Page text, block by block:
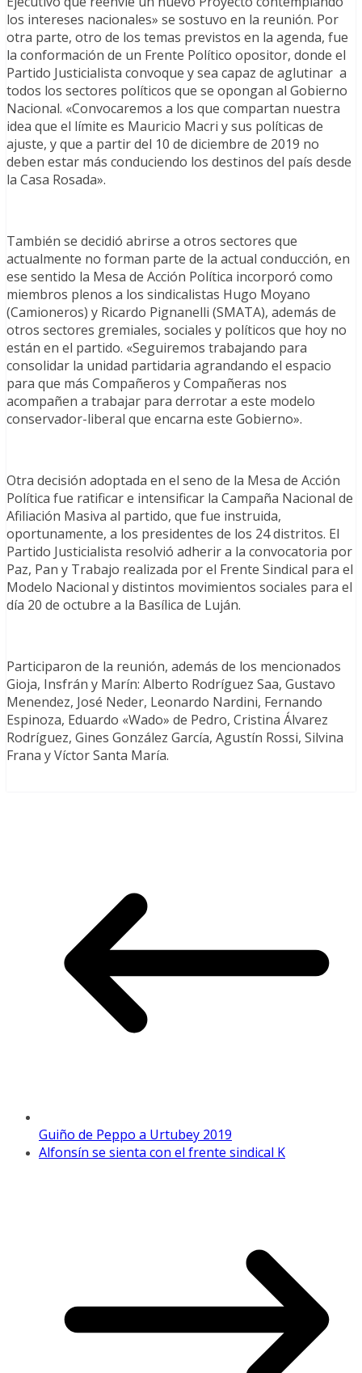
los intereses nacionales» se sostuvo en la reunión. Por
otra parte, otro de los temas previstos en la agenda, fue
la conformación de un Frente Político opositor, donde el
Partido Justicialista convoque y sea capaz de aglutinar a
todos los sectores políticos que se opongan al Gobierno
Nacional. «Convocaremos a los que compartan nuestra
idea que el límite es Mauricio Macri y sus políticas de
ajuste, y que a partir del 10 de diciembre de 2019 no
deben estar más conduciendo los destinos del país desde
la Casa Rosada».
También se decidió abrirse a otros sectores que
actualmente no forman parte de la actual conducción, en
ese sentido la Mesa de Acción Política incorporó como
miembros plenos a los sindicalistas Hugo Moyano
(Camioneros) y Ricardo Pignanelli (SMATA), además de
otros sectores gremiales, sociales y políticos que hoy no
están en el partido. «Seguiremos trabajando para
consolidar la unidad partidaria agrandando el espacio
para que más Compañeros y Compañeras nos
acompañen a trabajar para derrotar a este modelo
conservador-liberal que encarna este Gobierno».
Otra decisión adoptada en el seno de la Mesa de Acción
Política fue ratificar e intensificar la Campaña Nacional de
Afiliación Masiva al partido, que fue instruida,
oportunamente, a los presidentes de los 24 distritos. El
Partido Justicialista resolvió adherir a la convocatoria por
Paz, Pan y Trabajo realizada por el Frente Sindical para el
Modelo Nacional y distintos movimientos sociales para el
día 20 de octubre a la Basílica de Luján.
Participaron de la reunión, además de los mencionados
Gioja, Insfrán y Marín: Alberto Rodríguez Saa, Gustavo
Menendez, José Neder, Leonardo Nardini, Fernando
Espinoza, Eduardo «Wado» de Pedro, Cristina Álvarez
Rodríguez, Gines González García, Agustín Rossi, Silvina
Frana y Víctor Santa María.
Guiño de Peppo a Urtubey 2019
Alfonsín se sienta con el frente sindical K